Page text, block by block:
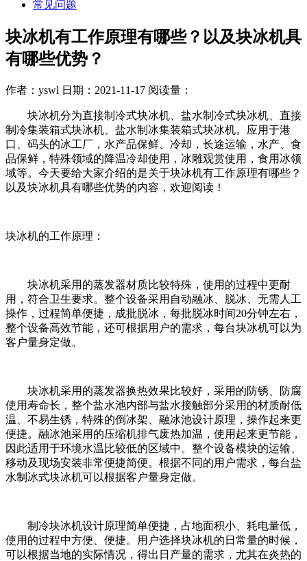
常见问题
块冰机有工作原理有哪些？以及块冰机具
有哪些优势？
作者：yswl 日期：2021-11-17 阅读量：
块冰机分为直接制冷式块冰机、盐水制冷式块冰机、直接
制冷集装箱式块冰机、盐水制冰集装箱式块冰机。应用于港
口、码头的冰工厂，水产品保鲜、冷却，长途运输，水产、食
品保鲜，特殊领域的降温冷却使用，冰雕观赏使用，食用冰领
域等。今天要给大家介绍的是关于块冰机有工作原理有哪些？
以及块冰机具有哪些优势的内容，欢迎阅读！
块冰机的工作原理：
块冰机采用的蒸发器材质比较特殊，使用的过程中更耐
用，符合卫生要求。整个设备采用自动融冰、脱冰、无需人工
操作，过程简单便捷，成批脱冰，每批脱冰时间20分钟左右，
整个设备高效节能，还可根据用户的需求，每台块冰机可以为
客户量身定做。
块冰机采用的蒸发器换热效果比较好，采用的防锈、防腐
使用寿命长，整个盐水池内部与盐水接触部分采用的材质耐低
温、不易生锈，特殊的倒冰架、融冰池设计原理，操作起来更
便捷。融冰池采用的压缩机排气废热加温，使用起来更节能，
因此适用于环境水温比较低的区域中。整个设备模块的运输、
移动及现场安装非常便捷简便。根据不同的用户需求，每台盐
水制冰式块冰机可以根据客户量身定做。
制冷块冰机设计原理简单便捷，占地面积小、耗电量低，
使用的过程中方便、便捷。用户选择块冰机的日常量的时候，
可以根据当地的实际情况，得出日产量的需求，尤其在炎热的